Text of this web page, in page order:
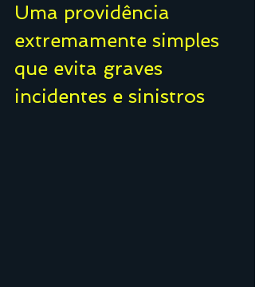
Uma providência
extremamente simples
que evita graves
incidentes e sinistros